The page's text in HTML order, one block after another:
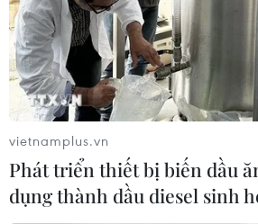
vietnamplus.vn
Phát triển thiết bị biến dầu
dụng thành dầu diesel sinh